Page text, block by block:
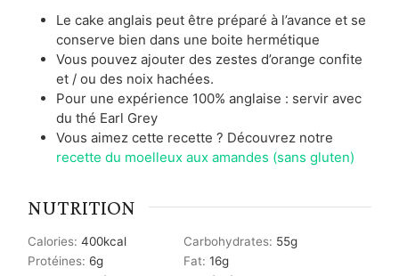
Le cake anglais peut être préparé à l’avance et se
conserve bien dans une boite hermétique
Vous pouvez ajouter des zestes d’orange confite
et / ou des noix hachées.
Pour une expérience 100% anglaise : servir avec
du thé Earl Grey
Vous aimez cette recette ? Découvrez notre
recette du moelleux aux amandes (sans gluten)
NUTRITION
Calories: 400kcal Carbohydrates: 55g
Protéines: 6g Fat: 16g